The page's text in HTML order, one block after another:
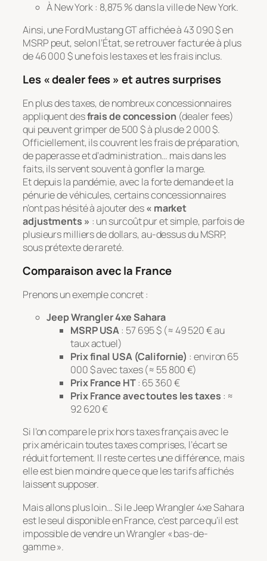
À New York : 8,875 % dans la ville de New York.
Ainsi, une Ford Mustang GT affichée à 43 090 $ en
MSRP peut, selon l’État, se retrouver facturée à plus
de 46 000 $ une fois les taxes et les frais inclus.
Les « dealer fees » et autres surprises
En plus des taxes, de nombreux concessionnaires
appliquent desfrais de concession(dealer fees)
qui peuvent grimper de 500 $ à plus de 2 000 $.
Officiellement, ils couvrent les frais de préparation,
de paperasse et d’administration… mais dans les
faits, ils servent souvent à gonfler la marge.
Et depuis la pandémie, avec la forte demande et la
pénurie de véhicules, certains concessionnaires
n’ont pas hésité à ajouter des« market
adjustments » : un surcoût pur et simple, parfois de
plusieurs milliers de dollars, au-dessus du MSRP,
sous prétexte de rareté.
Comparaison avec la France
Prenons un exemple concret :
Jeep Wrangler 4xe Sahara
MSRP USA: 57 695 $ (≈ 49 520 € au
taux actuel)
Prix final USA (Californie) : environ 65
000 $ avec taxes (≈ 55 800 €)
Prix France HT: 65 360 €
Prix France avec toutes les taxes : ≈
92 620 €
Si l’on compare le prix hors taxes français avec le
prix américain toutes taxes comprises, l’écart se
réduit fortement. Il reste certes une différence, mais
elle est bien moindre que ce que les tarifs affichés
laissent supposer.
Mais allons plus loin… Si le Jeep Wrangler 4xe Sahara
est le seul disponible en France, c’est parce qu’il est
impossible de vendre un Wrangler « bas-de-
gamme ».